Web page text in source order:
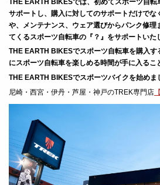
サポートし、 購入に対してのサポートだけでな
や、メンテナンス、ウェア選びからパンク修理
てくるスポーツ自転車の『？』をサポートいた
THE EARTH BIKESでスポーツ自転車を購入す
にスポーツ自転車を楽しめる時間が手に入るこ
THE EARTH BIKESでスポーツバイクを始めま
尼崎・西宮・伊丹・芦屋・神戸のTREK専門店